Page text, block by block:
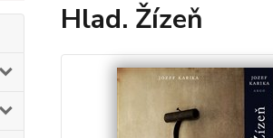
Hlad. Žízeň